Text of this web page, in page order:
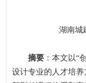
湖南城
摘要 ：本文以“
设计专业的人才培